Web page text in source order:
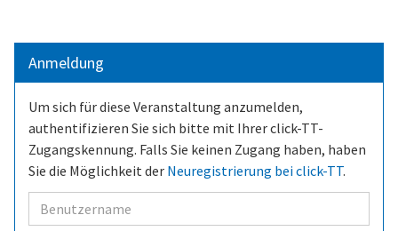
Anmeldung
Um sich für diese Veranstaltung anzumelden,
authentifizieren Sie sich bitte mit Ihrer click-TT-
Zugangskennung. Falls Sie keinen Zugang haben, haben
Sie die Möglichkeit der Neuregistrierung bei click-TT.
Benutzer